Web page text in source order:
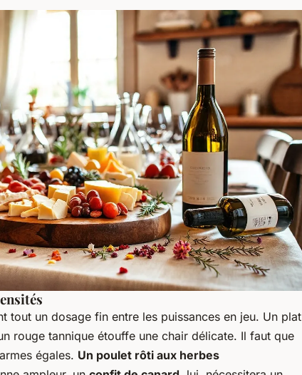
tout un dosage fin entre les puissances en jeu. Un plat
rouge tannique étouffe une chair délicate. Il faut que
égales. Un poulet rôti aux herbes